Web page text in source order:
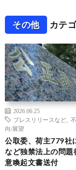
その他 カテ
2026.06.25
プレスリリースなど
向/展望
公取委、荷主779社
など独禁法上の問題
意喚起文書送付